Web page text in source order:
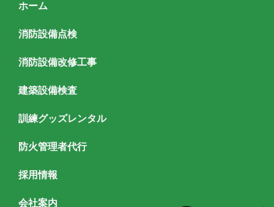
ホーム
消防設備点検
消防設備改修工事
建築設備検査
訓練グッズレンタル
防火管理者代行
採用情報
会社案内